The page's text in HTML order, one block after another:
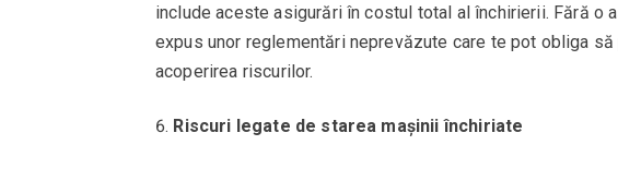
include aceste asigurări în costul total al închirierii. Fără
expus unor reglementări neprevăzute care te pot obliga
acoperirea riscurilor.
Riscuri legate de starea mașinii închiriate